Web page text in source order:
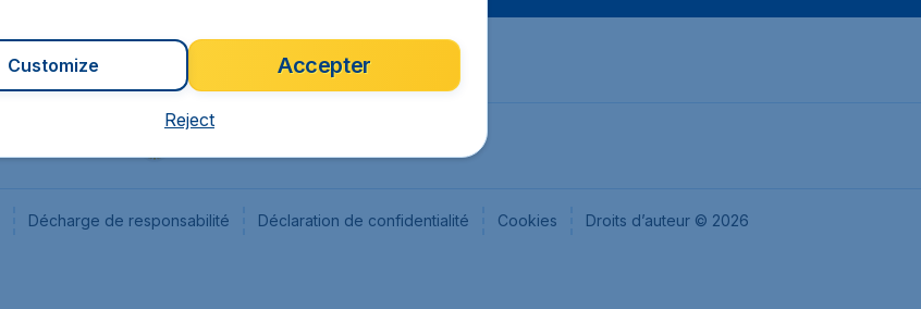
Décharge de responsabilité Déclaration de confidentialité Cookies Droits d’auteur © 2026
Accepter
Customize
Reject